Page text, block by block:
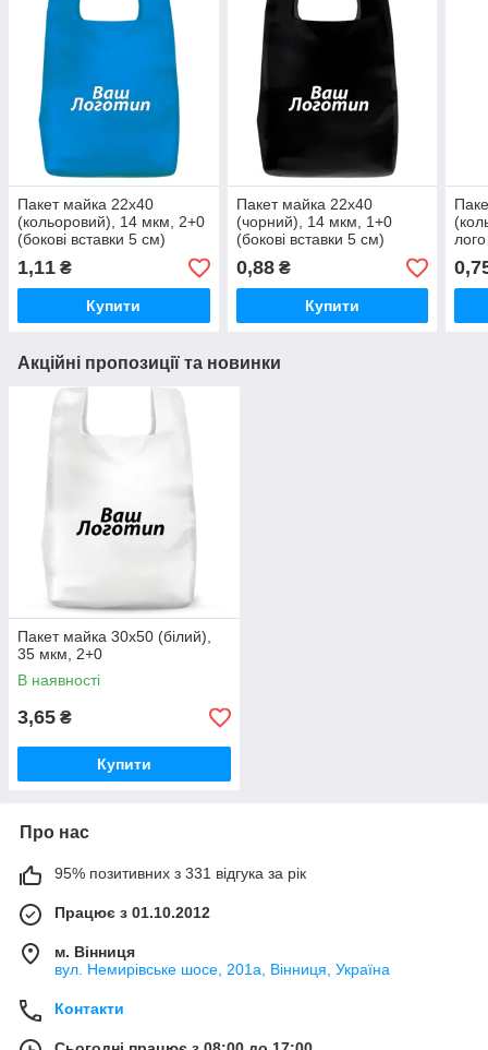
Пакет майка 22х40
(кольоровий), 14 мкм, 2+0
(бокові вставки 5 см)
1,11 ₴
Купити
Пакет майка 22х40
(чорний), 14 мкм, 1+0
(бокові вставки 5 см)
0,88₴
Купити
Акційні пропозиції та новинки
Пакет майка 30х50 (білий),
35 мкм, 2+0
В наявності
3,65 ₴
Купити
Про нас
95% позитивних з 331 відгука за рік
Працює з 01.10.2012
м. Вінниця
вул. Немирівське шосе, 201а, Вінниця, Україна
Контакти